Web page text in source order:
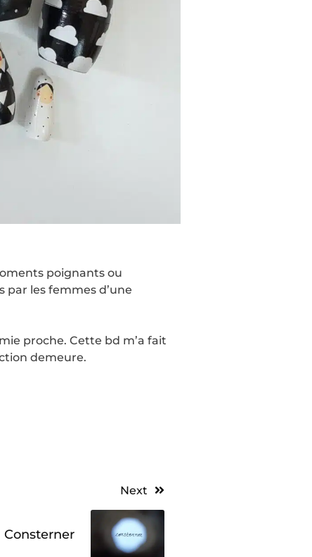
poignants ou
les femmes d’une
proche. Cette bd m’a fait
demeure.
Next
Consterner